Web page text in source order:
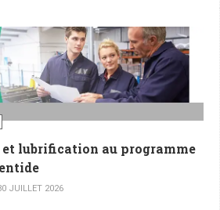
lubrification au programme
JUILLET 2026